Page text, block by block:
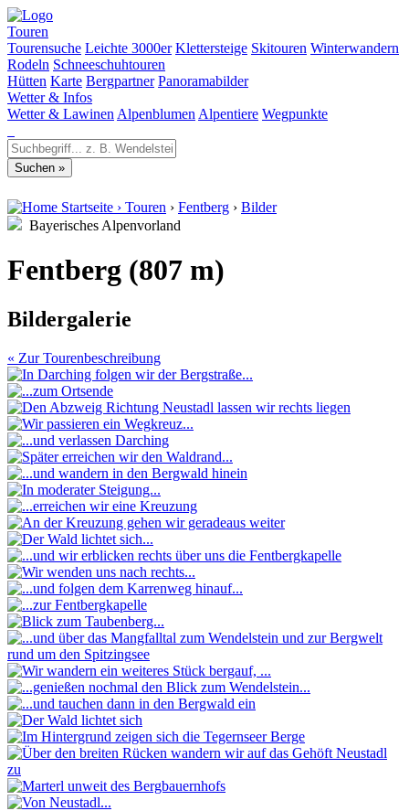
Touren
Tourensuche Leichte 3000er Klettersteige Skitouren Winterwandern
Rodeln Schneeschuhtouren
Hütten Karte Bergpartner Panoramabilder
Wetter & Infos
Wetter & Lawinen Alpenblumen Alpentiere Wegpunkte
Startseite › Touren › Fentberg › Bilder
Bayerisches Alpenvorland
Fentberg (807 m)
Bildergalerie
« Zur Tourenbeschreibung